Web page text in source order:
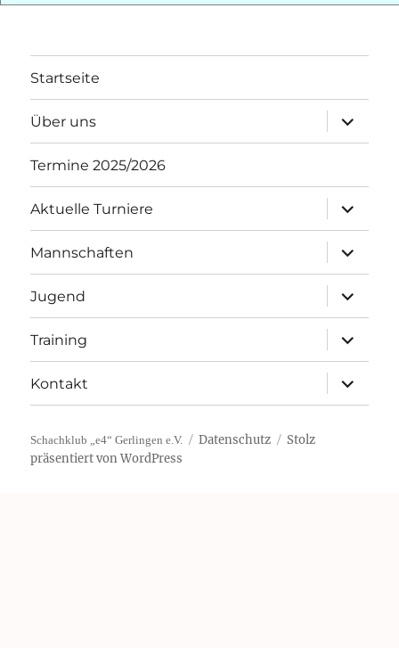
Startseite
Über uns
öffnen
Termine 2025/2026
Aktuelle Turniere
öffnen
Mannschaften
öffnen
Jugend
öffnen
Training
öffnen
Kontakt
öffnen
Schachklub „e4“ Gerlingen e.V. Datenschutz
Stolz
präsentiert von WordPress